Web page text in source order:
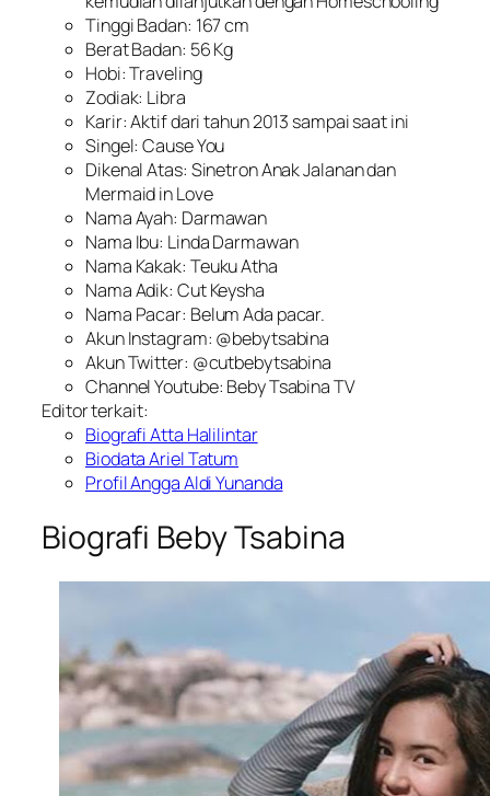
Tinggi Badan: 167 cm
Berat Badan: 56 Kg
Hobi: Traveling
Zodiak: Libra
Karir: Aktif dari tahun 2013 sampai saat ini
Singel: Cause You
Dikenal Atas: Sinetron Anak Jalanan dan
Mermaid in Love
Nama Ayah: Darmawan
Nama Ibu: Linda Darmawan
Nama Kakak: Teuku Atha
Nama Adik: Cut Keysha
Nama Pacar: Belum Ada pacar.
Akun Instagram: @bebytsabina
Akun Twitter: @cutbebytsabina
Channel Youtube: Beby Tsabina TV
Editor terkait:
Biografi Atta Halilintar
Biodata Ariel Tatum
Profil Angga Aldi Yunanda
Biografi Beby Tsabina